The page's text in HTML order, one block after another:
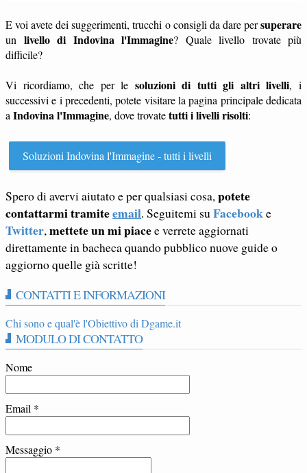
E voi avete dei suggerimenti, trucchi o consigli da dare persuperare
un livello di Indovina l'Immagine? Quale livello trovate più
difficile?
Vi ricordiamo, che per le soluzioni di tutti gli altri livelli, i
successivi e i precedenti, potete visitare la pagina principale dedicata
aIndovina l'Immagine, dove trovatetutti i livelli risolti:
Soluzioni Indovina l'Immagine - tutti i livelli
Spero di avervi aiutato e per qualsiasi cosa,potete
contattarmi tramiteemail. Seguitemi suFacebooke
Twitter,mettete un mi piacee verrete aggiornati
direttamente in bacheca quando pubblico nuove guide o
aggiorno quelle già scritte!
CONTATTI E INFORMAZIONI
Chi sono e qual'è l'Obiettivo di Dgame.it
MODULO DI CONTATTO
Nome
Email *
Messaggio *